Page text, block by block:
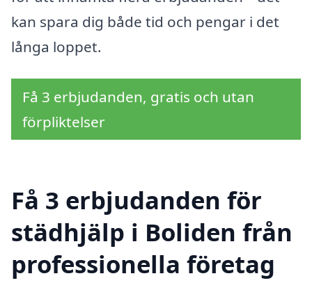
kan spara dig både tid och pengar i det
långa loppet.
Få 3 erbjudanden, gratis och utan
förpliktelser
Få 3 erbjudanden för
städhjälp i Boliden från
professionella företag